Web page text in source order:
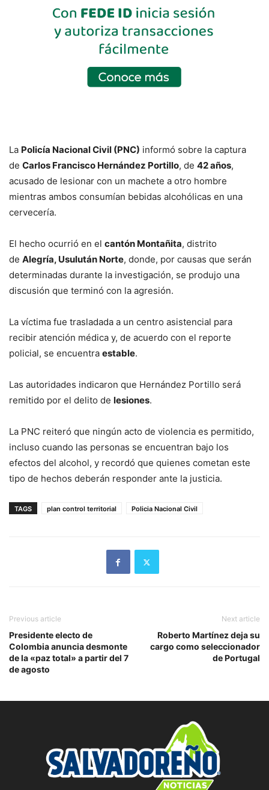
La Policía Nacional Civil (PNC) informó sobre la captura
de Carlos Francisco Hernández Portillo, de 42 años,
acusado de lesionar con un machete a otro hombre
mientras ambos consumían bebidas alcohólicas en una
cervecería.
El hecho ocurrió en el cantón Montañita, distrito
de Alegría, Usulután Norte, donde, por causas que serán
determinadas durante la investigación, se produjo una
discusión que terminó con la agresión.
La víctima fue trasladada a un centro asistencial para
recibir atención médica y, de acuerdo con el reporte
policial, se encuentra estable.
Las autoridades indicaron que Hernández Portillo será
remitido por el delito de lesiones.
La PNC reiteró que ningún acto de violencia es permitido,
incluso cuando las personas se encuentran bajo los
efectos del alcohol, y recordó que quienes cometan este
tipo de hechos deberán responder ante la justicia.
TAGS plan control territorial Policia Nacional Civil
Previous article
Presidente electo de
Colombia anuncia desmonte
de la «paz total» a partir del 7
de agosto
Next article
Roberto Martínez deja su
cargo como seleccionador
de Portugal